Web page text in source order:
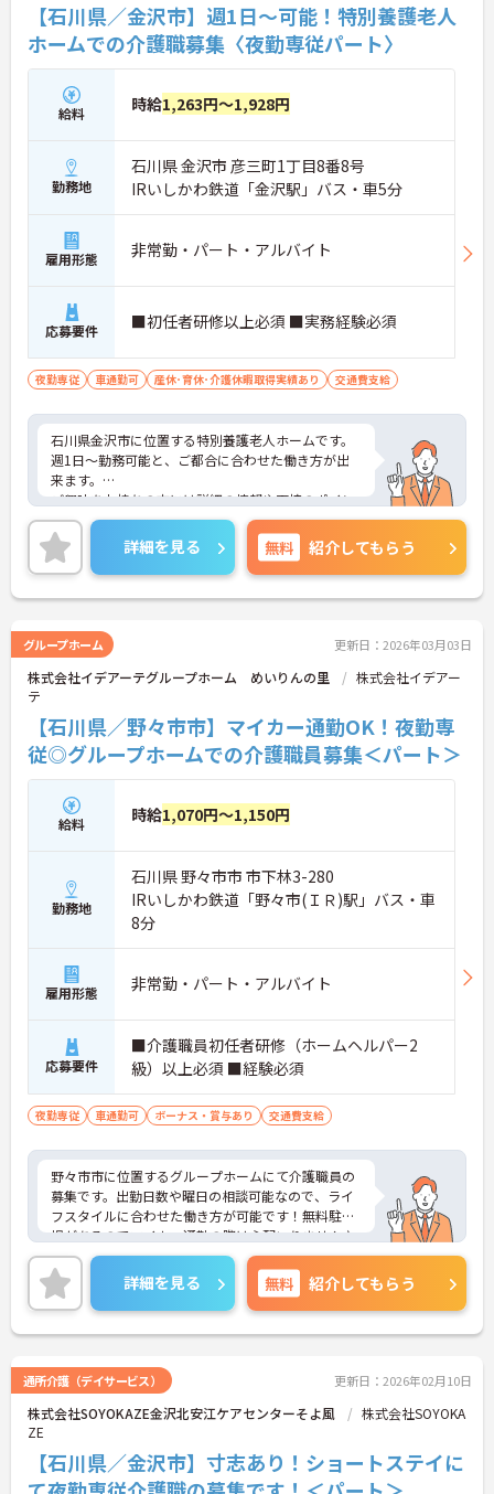
【石川県／金沢市】週1日～可能！特別養護老人
ホームでの介護職募集〈夜勤専従パート〉
給料 時給1,263円～1,928円
勤務地
石川県 金沢市 彦三町1丁目8番8号
IRいしかわ鉄道「金沢駅」バス・車5分
雇用形態 非常勤・パート・アルバイト
応募要件 ■初任者研修以上必須 ■実務経験必須
夜勤専従 車通勤可 産休･育休･介護休暇取得実績あり 交通費支給
石川県金沢市に位置する特別養護老人ホームです。
週1日～勤務可能と、ご都合に合わせた働き方が出
来ます。
ご興味をお持ちの方には詳細の情報や面接のポイン
トをお伝えしますのでお気軽にお問い合わせくださ
いませ。
詳細を見る 無料 紹介してもらう
グループホーム 更新日：2026年03月03日
株式会社イデアーテグループホーム めいりんの里
株式会社イデアー
テ
【石川県／野々市市】マイカー通勤OK！夜勤専
従◎グループホームでの介護職員募集＜パート＞
給料 時給1,070円～1,150円
勤務地
石川県 野々市市 市下林3-280
IRいしかわ鉄道「野々市(ＩＲ)駅」バス・車
8分
雇用形態 非常勤・パート・アルバイト
応募要件
■介護職員初任者研修（ホームヘルパー2
級）以上必須 ■経験必須
夜勤専従 車通勤可 ボーナス・賞与あり 交通費支給
野々市市に位置するグループホームにて介護職員の
募集です。出勤日数や曜日の相談可能なので、ライ
フスタイルに合わせた働き方が可能です！無料駐車
場があるのでマイカー通勤の際は心配いりません♪
ご興味ある方は面接ポイントをお伝えしますので、
お気軽にご連絡ください。
詳細を見る 無料 紹介してもらう
通所介護（デイサービス） 更新日：2026年02月10日
株式会社SOYOKAZE金沢北安江ケアセンターそよ風
株式会社SOYOKA
ZE
【石川県／金沢市】寸志あり！ショートステイに